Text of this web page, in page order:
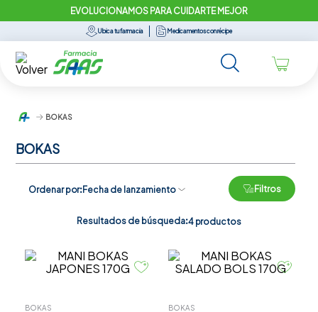
EVOLUCIONAMOS PARA CUIDARTE MEJOR
Ubica tu farmacia Medicamentos con récipe
BOKAS
BOKAS
Ordenar por Fecha de lanzamiento Filtros
Resultados de búsqueda:4 productos
BOKAS BOKAS